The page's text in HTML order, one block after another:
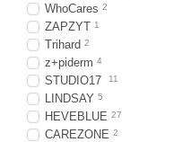
WhoCares 2
ZAPZYT 1
Trihard 2
z+piderm 4
STUDIO17 11
LINDSAY 5
HEVEBLUE 27
CAREZONE 2